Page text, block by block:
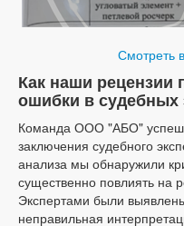
Смотреть
Как наши рецензии
ошибки в судебных
Команда ООО "АБО"
заключения судебного
анализа мы обнаружили
существенно повлиять на
Экспертами были
неправильная